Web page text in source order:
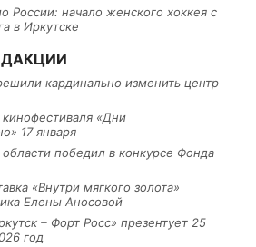
России: начало женского хоккея с
в Иркутске
кардинально изменить центр
«Дни
17 января
победил в конкурсе Фонда
«Внутри мягкого золота»
Елены Аносовой
– Форт Росс» презентует 25
год